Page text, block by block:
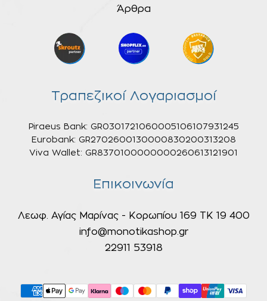
Άρθρα
Τραπεζικοί Λογαριασμοί
Piraeus Bank: GR0301721060005106107931245
Eurobank: GR2702600130000830200313208
Viva Wallet: GR8370100000000260613121901
Επικοινωνία
Λεωφ. Αγίας Μαρίνας - Κορωπίου 169 ΤΚ 19 400
info@monotikashop.gr
22911 53918